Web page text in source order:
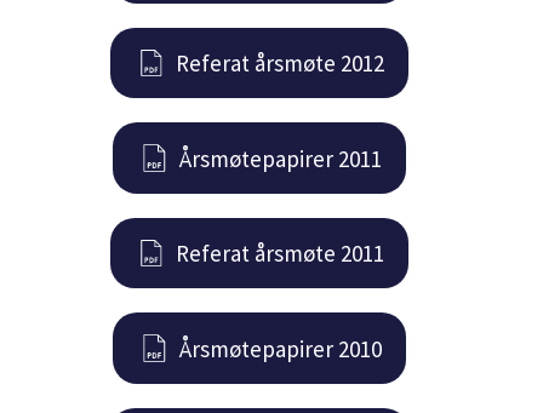
Referat årsmøte 2012
Årsmøtepapirer 2011
Referat årsmøte 2011
Årsmøtepapirer 2010